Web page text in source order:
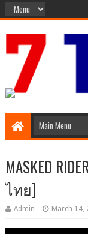
MASKED
ไทย]
Admin March 14,